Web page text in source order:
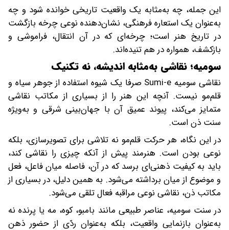
این جمله، چه به‌مثابه یک واقعیت تاریخی خوانده شود و چه
به‌عنوان یک استعاره فرهنگی، نشان‌دهنده نوعی چرخه بازگشت
در تاریخ هنر است؛ چرخه‌ای که در آن انتقال، فراموشی و
بازکشف، همواره در هم تنیده‌اند.
سومیه؛ نقاشی به‌مثابه اندیشه، نه تکنیک
نقاشی سومیه Sumi-e صرفا یک شیوه استفاده از جوهر سیاه و
قلم‌مو نیست. آنچه این هنر را از بسیاری از مکاتب نقاشی
متمایز می‌کند، پیوند عمیق آن با جهان‌بینی شرقی و به‌ویژه
سنت ذن است.
در این نگاه، هر حرکت قلم‌مو نه تلاشی برای تصویرسازی، بلکه
نوعی بودن است. هنرمند پیش از آنکه چیزی را نقاشی کند،
باید به کیفیت ذهنی‌ای برسد که در آن، فاصله میان فاعل، فعل
و موضوع از میان برداشته می‌شود. به همین دلیل، در بسیاری از
مکاتب ذن، نقاشی نوعی مراقبه فعال تلقی می‌شود.
در سنت سومیه، عناصر طبیعی مانند بامبو، کوه، مه یا پرنده نه
به‌عنوان بازنمایی واقعیت، بلکه به‌عنوان ردّی از حضور ذهن